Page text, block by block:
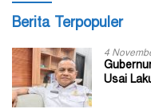
Berita Terpopuler
4
Usai